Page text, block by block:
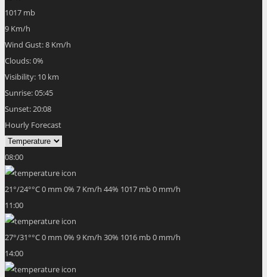
1017 mb
9 Km/h
Wind Gust:8 Km/h
Clouds:0%
Visibility: 10 km
Sunrise:05:45
Sunset:20:08
Hourly Forecast
08:00
21°/24°°C0 mm 0% 7 Km/h 44% 1017 mb0 mm/h
11:00
27°/31°°C0 mm 0% 9 Km/h 30% 1016 mb0 mm/h
14:00